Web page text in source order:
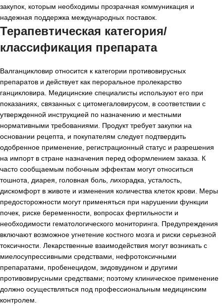
закупок, которым необходимы прозрачная коммуникация и
надежная поддержка международных поставок.
Терапевтическая категория/
классификация препарата
Валганцикловир относится к категории противовирусных
препаратов и действует как пероральное пролекарство
ганцикловира. Медицинские специалисты используют его при
показаниях, связанных с цитомегаловирусом, в соответствии с
утвержденной инструкцией по назначению и местными
нормативными требованиями. Продукт требует закупки на
основании рецепта, и покупателям следует подтвердить
одобренное применение, регистрационный статус и разрешения
на импорт в стране назначения перед оформлением заказа. К
часто сообщаемым побочным эффектам могут относиться
тошнота, диарея, головная боль, лихорадка, усталость,
дискомфорт в животе и изменения количества клеток крови. Меры
предосторожности могут применяться при нарушении функции
почек, риске беременности, вопросах фертильности и
необходимости гематологического мониторинга. Предупреждения
включают возможное угнетение костного мозга и риски серьезной
токсичности. Лекарственные взаимодействия могут возникать с
миелосупрессивными средствами, нефротоксичными
препаратами, пробенецидом, зидовудином и другими
противовирусными средствами; поэтому клиническое применение
должно осуществляться под профессиональным медицинским
контролем.